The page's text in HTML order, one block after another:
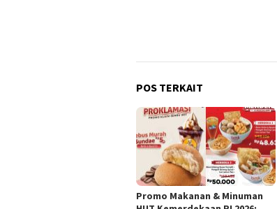
POS TERKAIT
Promo Makanan & Minuman